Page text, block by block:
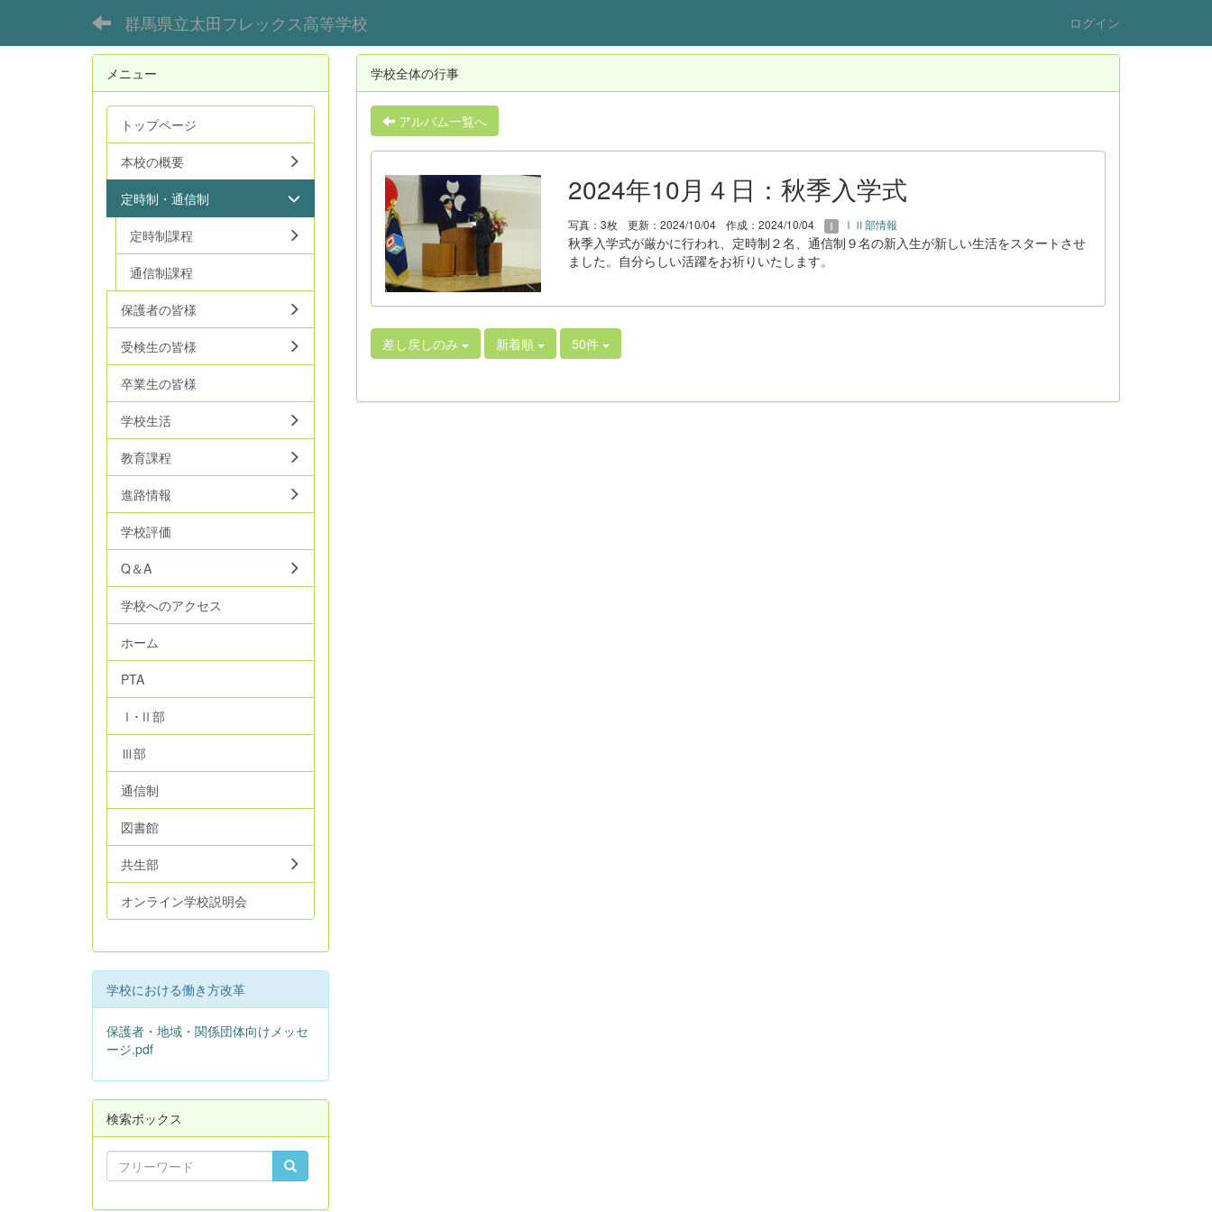
群馬県立太田フレックス高等学校 ログイン
学校全体の行事
アルバム一覧へ
2024年10月４日：秋季入学式
写真：3枚 更新：2024/10/04 作成：2024/10/04 ⅠⅡ部情報
秋季入学式が厳かに行われ、定時制２名、通信制９名の新入生が新しい生活をスタートさせ
ました。自分らしい活躍をお祈りいたします。
差し戻しのみ 新着順 50件
メニュー
トップページ
本校の概要
定時制・通信制
定時制課程
通信制課程
保護者の皆様
受検生の皆様
卒業生の皆様
学校生活
教育課程
進路情報
学校評価
Q＆A
学校へのアクセス
ホーム
PTA
Ⅰ･Ⅱ部
Ⅲ部
通信制
図書館
共生部
オンライン学校説明会
学校における働き方改革
保護者・地域・関係団体向けメッセ
ージ.pdf
検索ボックス